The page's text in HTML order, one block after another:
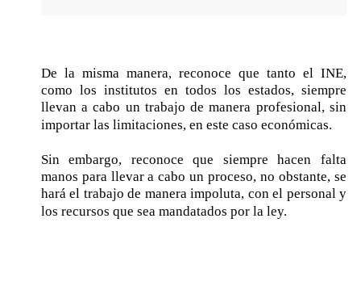
De la misma manera, reconoce que tanto el INE,
como los institutos en todos los estados, siempre
llevan a cabo un trabajo de manera profesional, sin
importar las limitaciones, en este caso económicas.
Sin embargo, reconoce que siempre hacen falta
manos para llevar a cabo un proceso, no obstante, se
hará el trabajo de manera impoluta, con el personal y
los recursos que sea mandatados por la ley.